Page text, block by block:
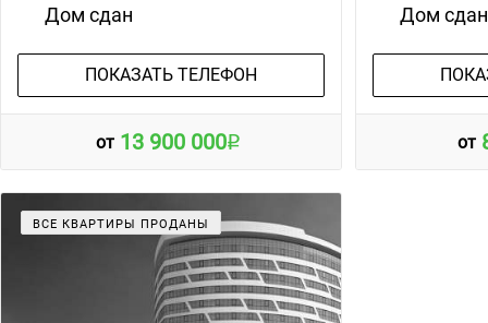
Дом сдан
ПОКАЗАТЬ ТЕЛЕФОН
от 13 900 000
Дом сдан
от
ВСЕ КВАРТИРЫ ПРОДАНЫ